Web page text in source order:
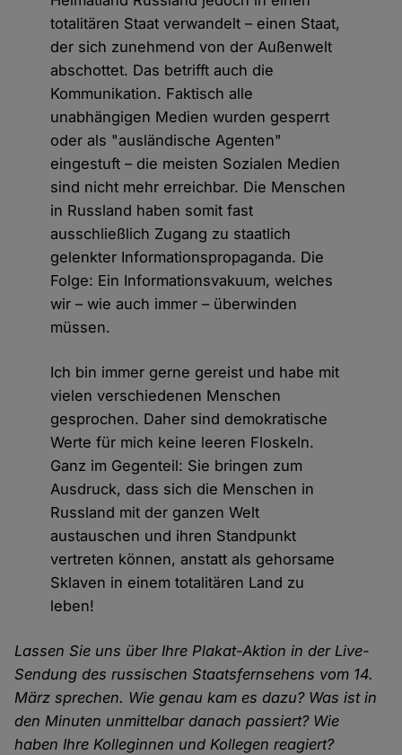
totalitären Staat verwandelt – einen Staat,
der sich zunehmend von der Außenwelt
abschottet. Das betrifft auch die
Kommunikation. Faktisch alle
unabhängigen Medien wurden gesperrt
oder als "ausländische Agenten"
eingestuft – die meisten Sozialen Medien
sind nicht mehr erreichbar. Die Menschen
in Russland haben somit fast
ausschließlich Zugang zu staatlich
gelenkter Informationspropaganda. Die
Folge: Ein Informationsvakuum, welches
wir – wie auch immer – überwinden
müssen.
Ich bin immer gerne gereist und habe mit
vielen verschiedenen Menschen
gesprochen. Daher sind demokratische
Werte für mich keine leeren Floskeln.
Ganz im Gegenteil: Sie bringen zum
Ausdruck, dass sich die Menschen in
Russland mit der ganzen Welt
austauschen und ihren Standpunkt
vertreten können, anstatt als gehorsame
Sklaven in einem totalitären Land zu
leben!
Lassen Sie uns über Ihre Plakat-Aktion in der Live-
Sendung des russischen Staatsfernsehens vom 14.
März sprechen. Wie genau kam es dazu? Was ist in
den Minuten unmittelbar danach passiert? Wie
haben Ihre Kolleginnen und Kollegen reagiert?